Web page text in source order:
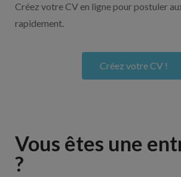
Créez votre CV en ligne pour postuler
rapidement.
Créez votre CV !
Vous êtes une
?